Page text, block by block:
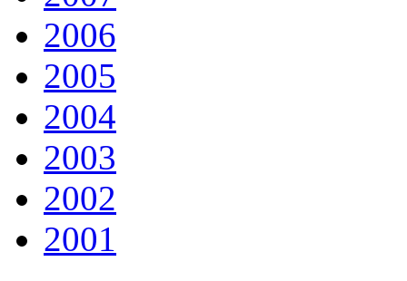
2006
2005
2004
2003
2002
2001